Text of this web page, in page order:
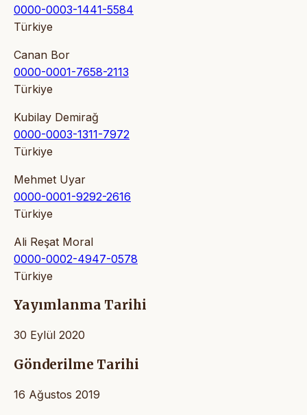
0000-0003-1441-5584
Türkiye
Canan Bor
0000-0001-7658-2113
Türkiye
Kubilay Demirağ
0000-0003-1311-7972
Türkiye
Mehmet Uyar
0000-0001-9292-2616
Türkiye
Ali Reşat Moral
0000-0002-4947-0578
Türkiye
Yayımlanma Tarihi
30 Eylül 2020
Gönderilme Tarihi
16 Ağustos 2019